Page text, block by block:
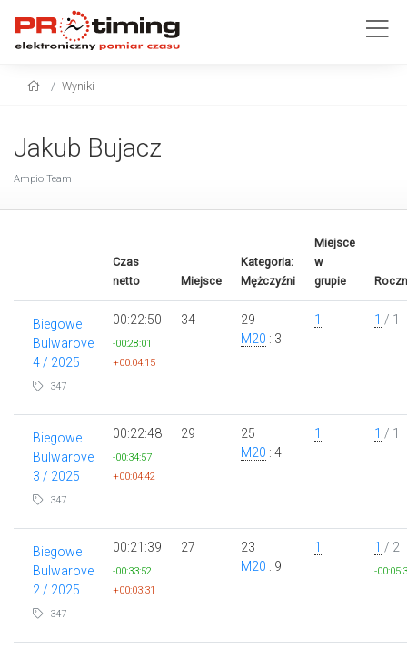
Wyniki
Jakub Bujacz
Ampio Team
Czas
netto
Miejsce
Kategoria:
Mężczyźni
Miejsce
w
grupie
Biegowe
Bulwarove
4 / 2025
347
00:22:50
-00:28:01
+00:04:15
34
29
M20 : 3
1 1 / 1
Biegowe
Bulwarove
3 / 2025
347
00:22:48
-00:34:57
+00:04:42
29
25
M20 : 4
1 1 / 1
Biegowe
Bulwarove
2 / 2025
347
00:21:39
-00:33:52
+00:03:31
27
23
M20 : 9
1 1 / 2
-